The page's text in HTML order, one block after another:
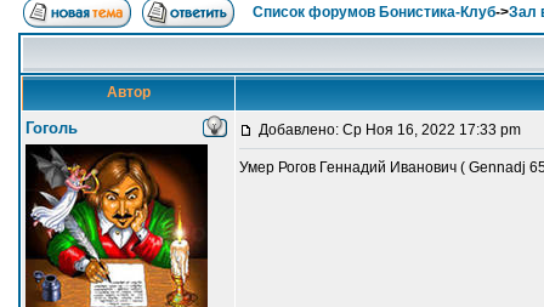
Список форумов Бонистика-Клуб->Зал
Автор
Гоголь Добавлено: Ср Ноя 16, 2022 17:33 pm
Умер Рогов Геннадий Иванович ( Gennadj